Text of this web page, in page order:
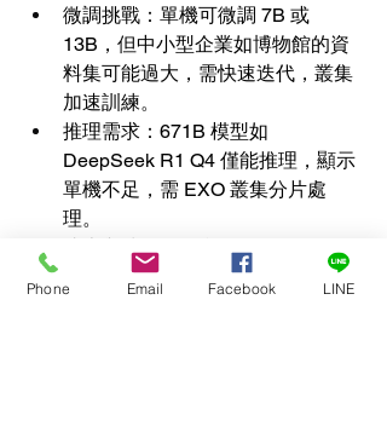
微調挑戰：單機可微調 7B 或
13B，但中小型企業如博物館的資
料集可能過大，需快速迭代，叢集
加速訓練。
推理需求：671B 模型如
DeepSeek R1 Q4 僅能推理，顯示
單機不足，需 EXO 叢集分片處
理。
成本與擴展：多台 M3 Ultra 提供冗
餘與可擴展性，適合中小型企業長
Phone Email Facebook LINE